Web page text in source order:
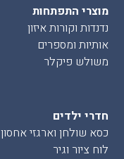
מוצרי התפתחות
נדנדות וקורות איזון
אותיות ומספרים
משולש פיקלר
חדרי ילדים
כסא שולחן וארגזי אחסון
לוח ציור וגיר